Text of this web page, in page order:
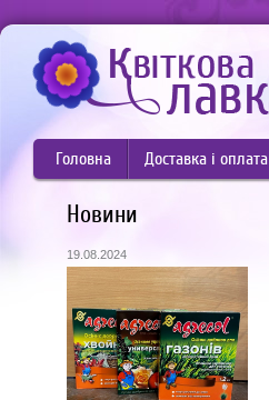
Головна Доставка і оплата
Новини
19.08.2024